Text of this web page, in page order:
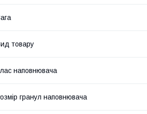
товару
наповнювача
гранул наповнювача